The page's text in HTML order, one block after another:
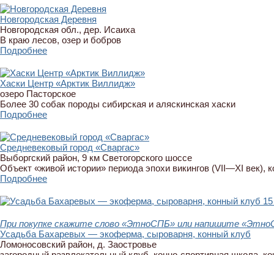
Новгородская Деревня
Новгородская обл., дер. Исаиха
В краю лесов, озер и бобров
Подробнее
Хаски Центр «Арктик Виллидж»
озеро Пасторское
Более 30 собак породы сибирская и аляскинская хаски
Подробнее
Средневековый город «Сваргас»
Выборгский район, 9 км Светогорского шоссе
Объект «живой истории» периода эпохи викингов (VII—XI век),
Подробнее
При покупке скажите слово «ЭтноСПБ» или напишите
Усадьба Бахаревых — экоферма, сыроварня, конный клуб
Ломоносовский район, д. Заостровье